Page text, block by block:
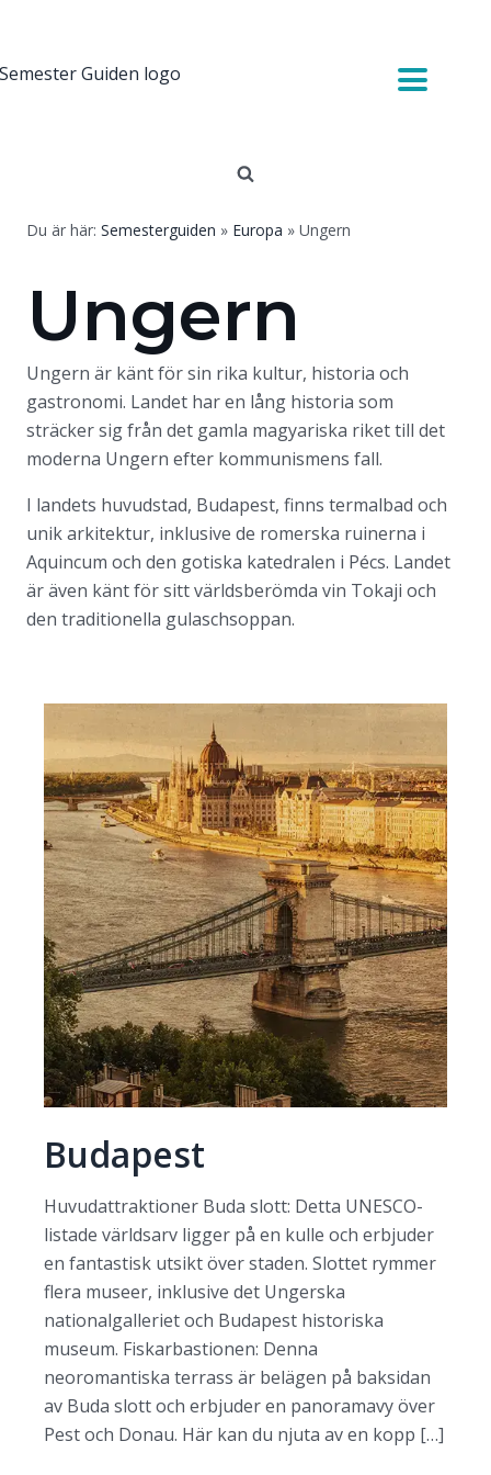
Du är här: Semesterguiden » Europa » Ungern
Ungern
Ungern är känt för sin rika kultur, historia och
gastronomi. Landet har en lång historia som
sträcker sig från det gamla magyariska riket till det
moderna Ungern efter kommunismens fall.
I landets huvudstad, Budapest, finns termalbad och
unik arkitektur, inklusive de romerska ruinerna i
Aquincum och den gotiska katedralen i Pécs. Landet
är även känt för sitt världsberömda vin Tokaji och
den traditionella gulaschsoppan.
Budapest
Huvudattraktioner Buda slott: Detta UNESCO-
listade världsarv ligger på en kulle och erbjuder
en fantastisk utsikt över staden. Slottet rymmer
flera museer, inklusive det Ungerska
nationalgalleriet och Budapest historiska
museum. Fiskarbastionen: Denna
neoromantiska terrass är belägen på baksidan
av Buda slott och erbjuder en panoramavy över
Pest och Donau. Här kan du njuta av en kopp […]